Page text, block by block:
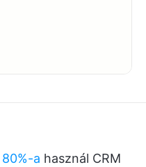
80%-a használ CRM